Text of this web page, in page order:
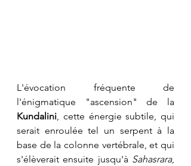
L'évocation fréquente de
Kundalini, cette énergie subtile, qui
serait enroulée tel un serpent à la
base de la colonne vertébrale, et qui
s'élèverait ensuite jusqu'à Sahasrara,